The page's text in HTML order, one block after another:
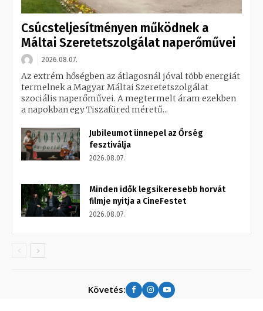
Csúcsteljesítményen működnek a
Máltai Szeretetszolgálat naperőművei
2026.08.07.
Az extrém hőségben az átlagosnál jóval több energiát
termelnek a Magyar Máltai Szeretetszolgálat
szociális naperőművei. A megtermelt áram ezekben
a napokban egy Tiszafüred méretű...
Jubileumot ünnepel az Őrség
fesztiválja
2026.08.07.
Minden idők legsikeresebb horvát
filmje nyitja a CineFestet
2026.08.07.
Követés: